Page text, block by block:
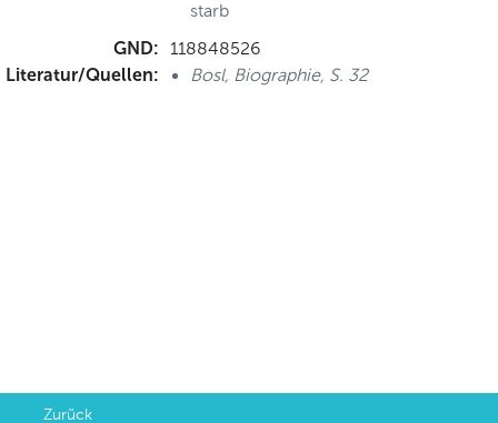
starb
GND: 118848526
Literatur/Quellen: Bosl, Biographie, S. 32
Zurück